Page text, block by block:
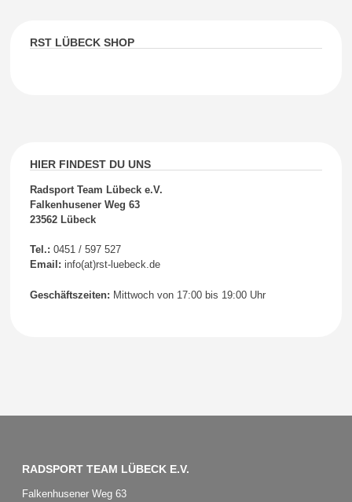
RST LÜBECK SHOP
HIER FINDEST DU UNS
Radsport Team Lübeck e.V.
Falkenhusener Weg 63
23562 Lübeck
Tel.: 0451 / 597 527
Email: info(at)rst-luebeck.de
Geschäftszeiten: Mittwoch von 17:00 bis 19:00 Uhr
RADSPORT TEAM LÜBECK E.V.
Falkenhusener Weg 63